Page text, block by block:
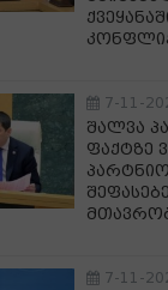
7-11-
შალვა
ფაქტზე
7-11-